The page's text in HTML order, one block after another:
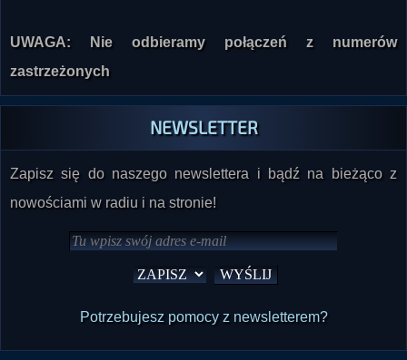
zastrzeżonych
NEWSLETTER
Zapisz się do naszego newslettera i bądź na bieżąco z
nowościami w radiu i na stronie!
Potrzebujesz pomocy z newsletterem?
PROGRAM NA DZIŚ